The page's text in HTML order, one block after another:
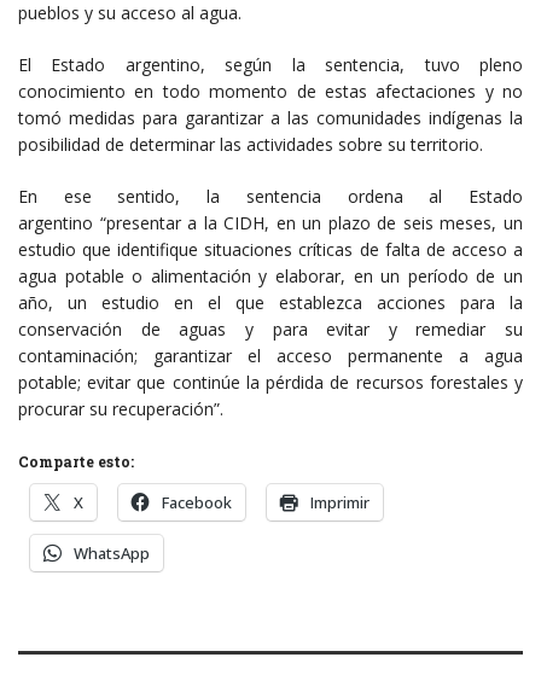
pueblos y su acceso al agua.
El Estado argentino, según la sentencia, tuvo pleno
conocimiento en todo momento de estas afectaciones y no
tomó medidas para garantizar a las comunidades indígenas la
posibilidad de determinar las actividades sobre su territorio.
En ese sentido, la sentencia ordena al Estado
argentino “presentar a la CIDH, en un plazo de seis meses, un
estudio que identifique situaciones críticas de falta de acceso a
agua potable o alimentación y elaborar, en un período de un
año, un estudio en el que establezca acciones para la
conservación de aguas y para evitar y remediar su
contaminación; garantizar el acceso permanente a agua
potable; evitar que continúe la pérdida de recursos forestales y
procurar su recuperación”.
Comparte esto:
X Facebook Imprimir
WhatsApp